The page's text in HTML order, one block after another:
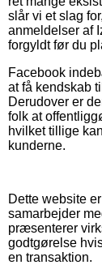
slår vi et slag
anmeldelser af
forgyldt før du
Facebook
at få kendskab
Derudover er
folk at
hvilket tillige
kunderne.
Dette website
samarbejder
præsenterer
godtgørelse
en transaktion.